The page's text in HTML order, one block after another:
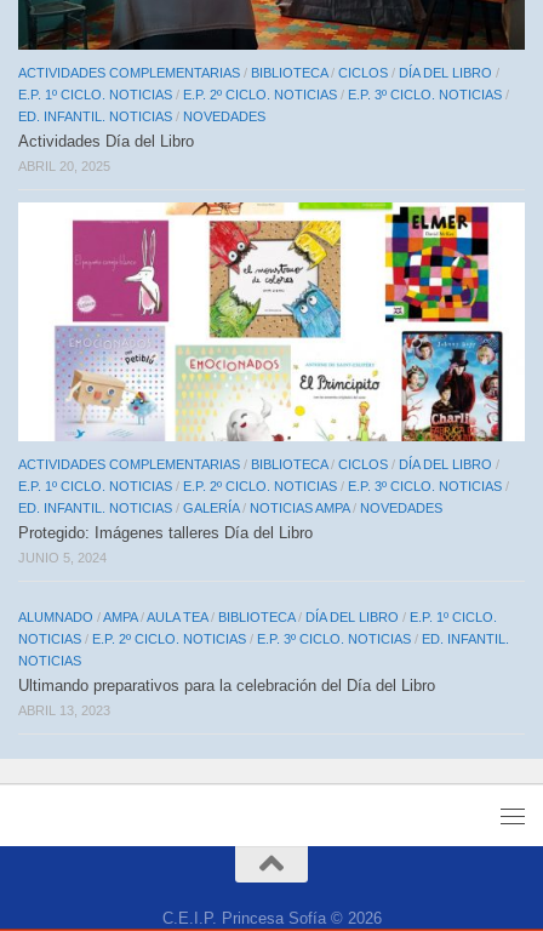
ACTIVIDADES COMPLEMENTARIAS / BIBLIOTECA/ CICLOS / DÍA DEL LIBRO /
E.P. 1º CICLO. NOTICIAS / E.P. 2º CICLO. NOTICIAS / E.P. 3º CICLO. NOTICIAS /
ED. INFANTIL. NOTICIAS / NOVEDADES
Actividades Día del Libro
ABRIL 20, 2025
ACTIVIDADES COMPLEMENTARIAS / BIBLIOTECA/ CICLOS / DÍA DEL LIBRO /
E.P. 1º CICLO. NOTICIAS / E.P. 2º CICLO. NOTICIAS / E.P. 3º CICLO. NOTICIAS /
ED. INFANTIL. NOTICIAS / GALERÍA/ NOTICIAS AMPA/ NOVEDADES
Protegido: Imágenes talleres Día del Libro
JUNIO 5, 2024
ALUMNADO /AMPA/AULA TEA/ BIBLIOTECA/ DÍA DEL LIBRO / E.P. 1º CICLO.
NOTICIAS / E.P. 2º CICLO. NOTICIAS / E.P. 3º CICLO. NOTICIAS / ED. INFANTIL.
NOTICIAS
Ultimando preparativos para la celebración del Día del Libro
ABRIL 13, 2023
C.E.I.P. Princesa Sofía © 2026